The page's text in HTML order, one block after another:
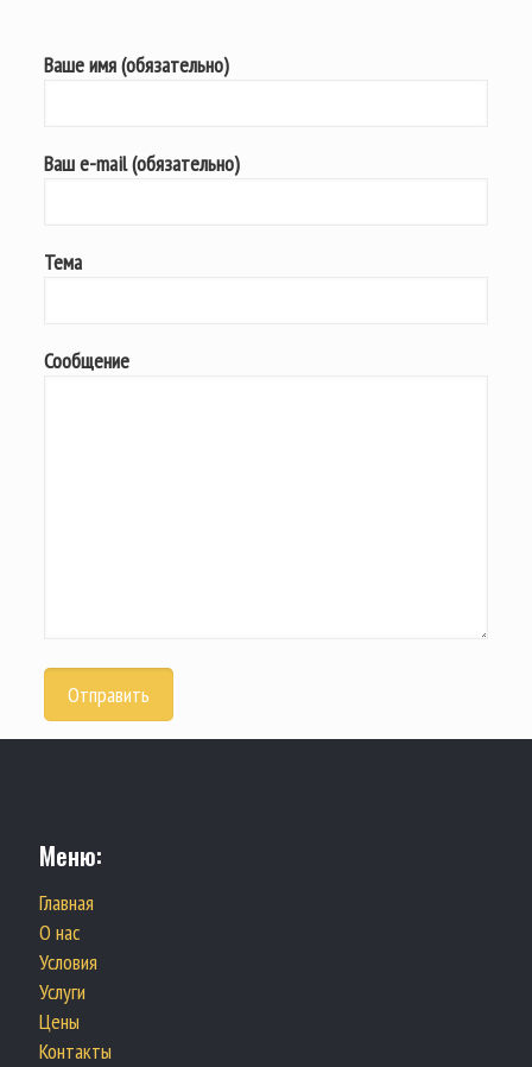
Ваше имя (обязательно)
Ваш e-mail (обязательно)
Тема
Сообщение
Меню:
Главная
О нас
Условия
Услуги
Цены
Контакты